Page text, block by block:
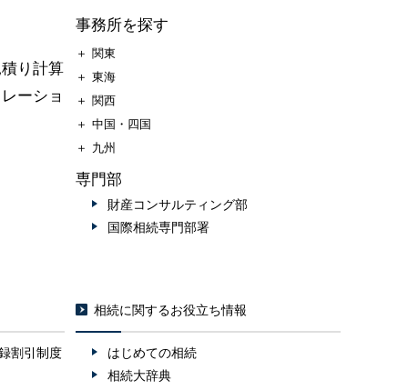
り計算
ーショ
事務所を探す
＋ 関東
＋ 東海
＋ 関西
＋ 中国・四国
＋ 九州
専門部
財産コンサルティング部
国際相続専門部署
割引制度
相続に関するお役立ち情報
はじめての相続
相続大辞典